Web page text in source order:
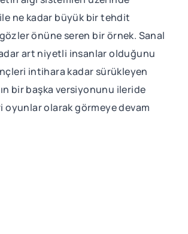
ne kadar büyük bir tehdit
önüne seren bir örnek. Sanal
art niyetli insanlar olduğunu
intihara kadar sürükleyen
bir başka versiyonunu ileride
oyunlar olarak görmeye devam